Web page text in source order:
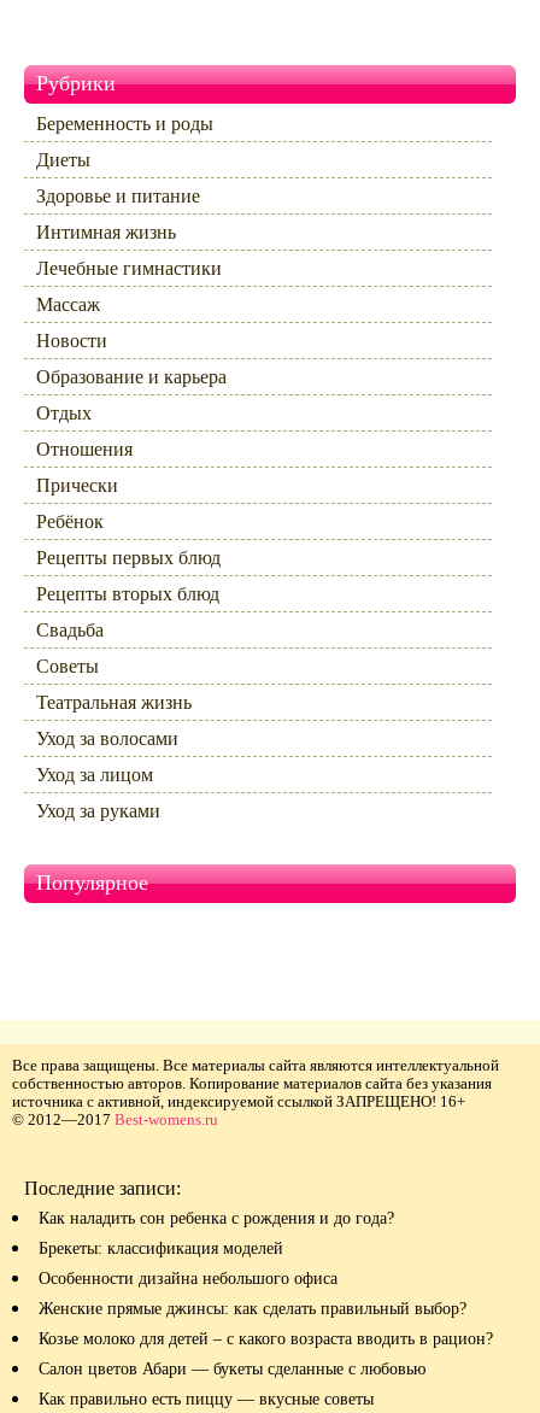
Рубрики
Беременность и роды
Диеты
Здоровье и питание
Интимная жизнь
Лечебные гимнастики
Массаж
Новости
Образование и карьера
Отдых
Отношения
Прически
Ребёнок
Рецепты первых блюд
Рецепты вторых блюд
Свадьба
Советы
Театральная жизнь
Уход за волосами
Уход за лицом
Уход за руками
Популярное
Все права защищены. Все материалы сайта являются интеллектуальной
собственностью авторов. Копирование материалов сайта без указания
источника с активной, индексируемой ссылкой ЗАПРЕЩЕНО! 16+
© 2012—2017 Best-womens.ru
Последние записи:
Как наладить сон ребенка с рождения и до года?
Брекеты: классификация моделей
Особенности дизайна небольшого офиса
Женские прямые джинсы: как сделать правильный выбор?
Козье молоко для детей – с какого возраста вводить в рацион?
Салон цветов Абари — букеты сделанные с любовью
Как правильно есть пиццу — вкусные советы